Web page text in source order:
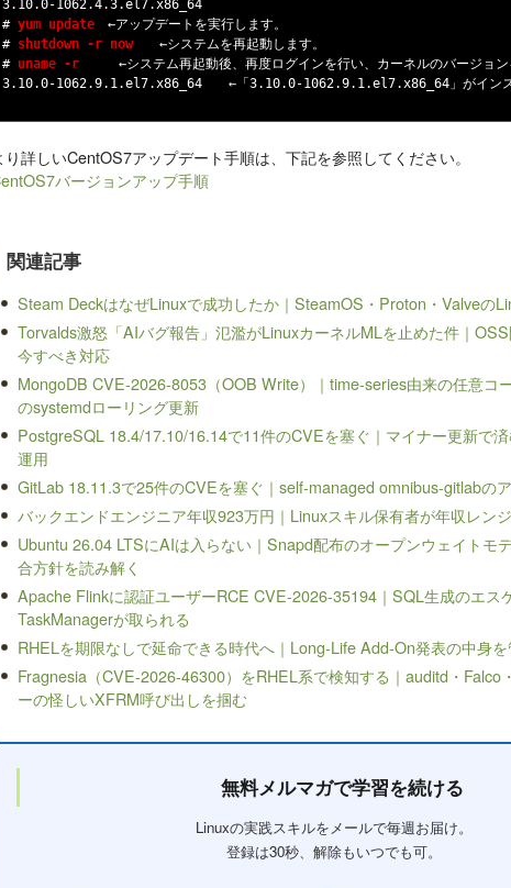
3.10.0-1062.4.3.el7.x86_64
# yum update ←アップデートを実行します。
# shutdown -r now ←システムを再起動します。
# uname -r ←システム再起動後、再度ログインを行い、カーネルのバージョン
り詳しいCentOS7アップデート手順は、下記を参照してください。
バージョンアップ手順
関連記事
Steam DeckはなぜLinuxで成功したか｜SteamOS・Proton・Valveの
Torvalds激怒「AIバグ報告」氾濫がLinuxカーネルMLを止めた件｜
今すべき対応
MongoDB CVE-2026-8053（OOB Write）｜time-series由来の任意コ
のsystemdローリング更新
PostgreSQL 18.4/17.10/16.14で11件のCVEを塞ぐ｜マイナー更新で
運用
GitLab 18.11.3で25件のCVEを塞ぐ｜self-managed omnibus-gitlabの
バックエンドエンジニア年収923万円｜Linuxスキル保有者が年収レン
Ubuntu 26.04 LTSにAIは入らない｜Snapd配布のオープンウェイトモ
合方針を読み解く
Apache Flinkに認証ユーザーRCE CVE-2026-35194｜SQL生成のエス
TaskManagerが取られる
RHELを期限なしで延命できる時代へ｜Long-Life Add-On発表の中身を
Fragnesia（CVE-2026-46300）をRHEL系で検知する｜auditd・Falco
ーの怪しいXFRM呼び出しを掴む
無料メルマガで学習を続ける
Linuxの実践スキルをメールで毎週お届け。
登録は30秒、解除もいつでも可。